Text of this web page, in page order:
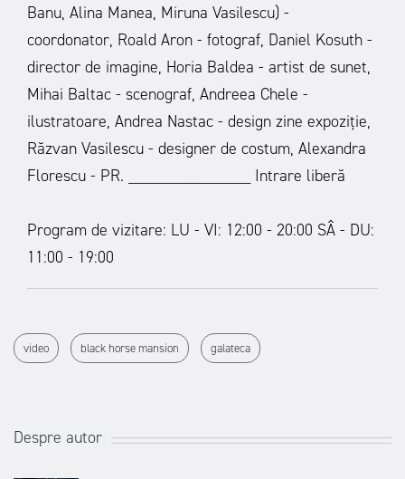
Banu, Alina Manea, Miruna Vasilescu) -
coordonator, Roald Aron - fotograf, Daniel Kosuth -
director de imagine, Horia Baldea - artist de sunet,
Mihai Baltac - scenograf, Andreea Chele -
ilustratoare, Andrea Nastac - design zine expoziție,
Răzvan Vasilescu - designer de costum, Alexandra
Florescu - PR.
Intrare liberă
Program de vizitare: LU - VI: 12:00 - 20:00 SÂ - DU:
11:00 - 19:00
video black horse mansion galateca
Despre autor